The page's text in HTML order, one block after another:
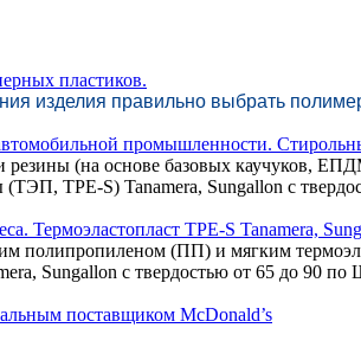
пластиков.
изделия правильно выбрать
промышленности.
(на основе базовых каучуков,
(ТЭП, TPE-S) Tanamera, Sungallon с
Термоэластопласт TPE-S Tanamera,
полипропиленом (ПП) и мягким
Sungallon с твердостью от 65 до 90
поставщиком McDonald’s